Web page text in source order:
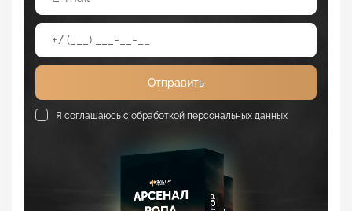
Отправить
Я соглашаюсь с обработкой персональных данных